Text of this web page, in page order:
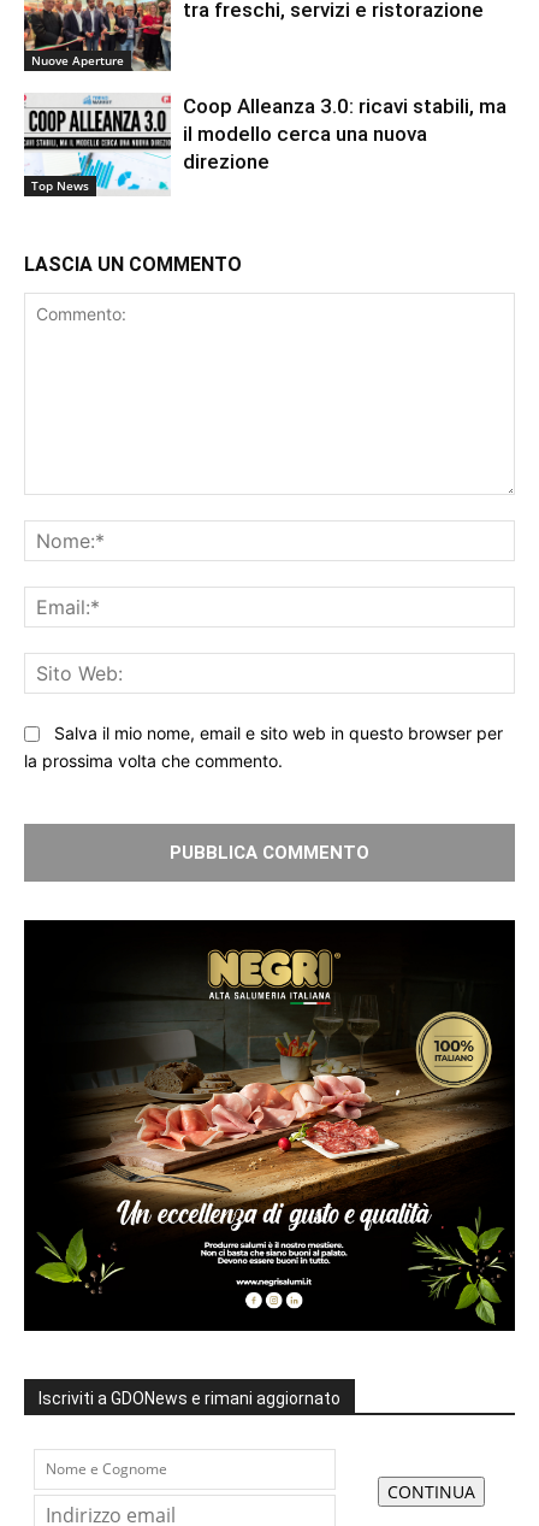
Nuove Aperture
tra freschi, servizi e ristorazione
Top News
Coop Alleanza 3.0: ricavi stabili, ma
il modello cerca una nuova
direzione
LASCIA UN COMMENTO
Salva il mio nome, email e sito web in questo browser per
la prossima volta che commento.
Iscriviti a GDONews e rimani aggiornato